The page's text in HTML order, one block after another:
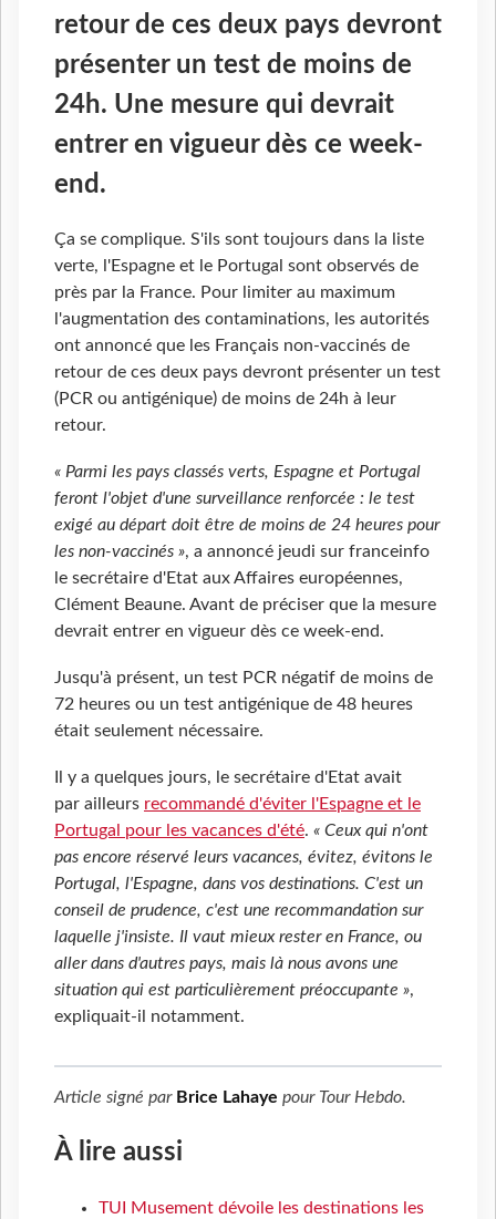
retour de ces deux pays devront
présenter un test de moins de
24h. Une mesure qui devrait
entrer en vigueur dès ce week-
end.
Ça se complique. S'ils sont toujours dans la liste
verte, l'Espagne et le Portugal sont observés de
près par la France. Pour limiter au maximum
l'augmentation des contaminations, les autorités
ont annoncé que les Français non-vaccinés de
retour de ces deux pays devront présenter un test
(PCR ou antigénique) de moins de 24h à leur
retour.
« Parmi les pays classés verts, Espagne et Portugal
feront l'objet d'une surveillance renforcée : le test
exigé au départ doit être de moins de 24 heures pour
les non-vaccinés », a annoncé jeudi sur franceinfo
le secrétaire d'Etat aux Affaires européennes,
Clément Beaune. Avant de préciser que la mesure
devrait entrer en vigueur dès ce week-end.
Jusqu'à présent, un test PCR négatif de moins de
72 heures ou un test antigénique de 48 heures
était seulement nécessaire.
Il y a quelques jours, le secrétaire d'Etat avait
par ailleurs recommandé d'éviter l'Espagne et le
Portugal pour les vacances d'été. « Ceux qui n'ont
pas encore réservé leurs vacances, évitez, évitons le
Portugal, l'Espagne, dans vos destinations. C'est un
conseil de prudence, c'est une recommandation sur
laquelle j'insiste. Il vaut mieux rester en France, ou
aller dans d'autres pays, mais là nous avons une
situation qui est particulièrement préoccupante »,
expliquait-il notamment.
Article signé par Brice Lahaye pour Tour Hebdo.
À lire aussi
TUI Musement dévoile les destinations les